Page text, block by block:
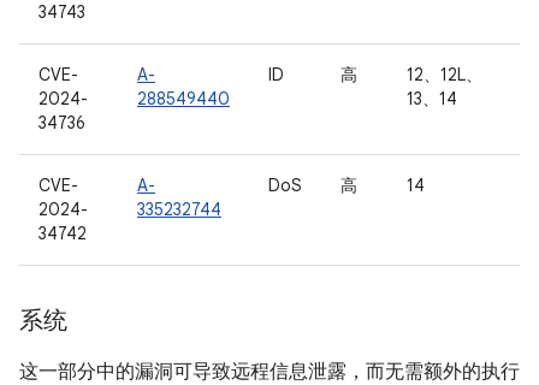
34743
CVE-
2024-
34736
A-
288549440
ID 高
12、12L、
13、14
CVE-
2024-
34742
A-
335232744
DoS 高 14
系统
这一部分中的漏洞可导致远程信息泄露，而无需额外的执行